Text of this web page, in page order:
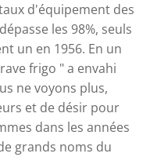
d'équipement des
les 98%, seuls
un en 1956. En un
frigo " a envahi
ne voyons plus,
et de désir pour
dans les années
grands noms du